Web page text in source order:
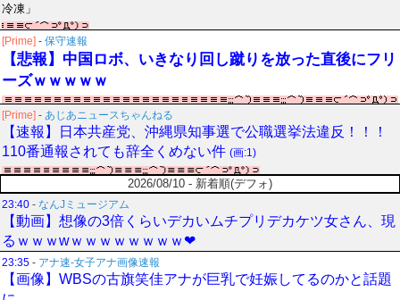
冷凍」
[Prime] - 保守速報
【悲報】中国ロボ、いきなり回し蹴りを放った直後にフリ
ーズｗｗｗｗｗ
[Prime] - あじあニュースちゃんねる
【速報】日本共産党、沖縄県知事選で公職選挙法違反！！！
110番通報されても辞全くめない件 (画:1)
2026/08/10 - 新着順(デフォ)
23:40 - なんJミュージアム
【動画】想像の3倍くらいデカいムチプリデカケツ女さん、現
るｗｗｗwｗｗｗｗｗｗｗｗ❤
23:35 - アナ速‐女子アナ画像速報
【画像】WBSの古旗笑佳アナが巨乳で妊娠してるのかと話題